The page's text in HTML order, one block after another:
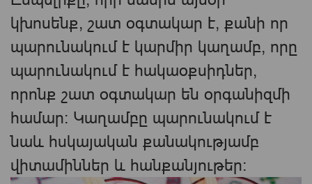
կխոսենք, շատ օգտակար է, քանի որ
պարունակում է կարմիր կաղամբ, որը
պարունակում է հակաօքսիդներ,
որոնք շատ օգտակար են օրգանիզմի
համար։ Կաղամբը պարունակում է
նաև հսկայական քանակությամբ
վիտամիններ և հանքանյութեր։